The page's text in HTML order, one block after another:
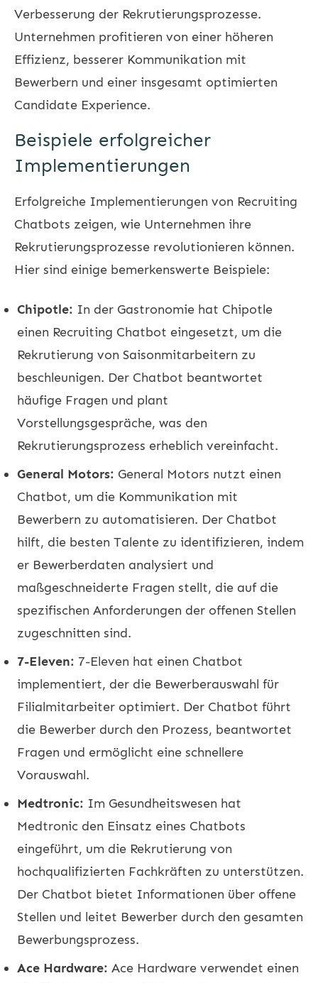
Verbesserung der Rekrutierungsprozesse.
Unternehmen profitieren von einer höheren
Effizienz, besserer Kommunikation mit
Bewerbern und einer insgesamt optimierten
Candidate Experience.
Beispiele erfolgreicher
Implementierungen
Erfolgreiche Implementierungen von Recruiting
Chatbots zeigen, wie Unternehmen ihre
Rekrutierungsprozesse revolutionieren können.
Hier sind einige bemerkenswerte Beispiele:
Chipotle: In der Gastronomie hat Chipotle
einen Recruiting Chatbot eingesetzt, um die
Rekrutierung von Saisonmitarbeitern zu
beschleunigen. Der Chatbot beantwortet
häufige Fragen und plant
Vorstellungsgespräche, was den
Rekrutierungsprozess erheblich vereinfacht.
General Motors: General Motors nutzt einen
Chatbot, um die Kommunikation mit
Bewerbern zu automatisieren. Der Chatbot
hilft, die besten Talente zu identifizieren, indem
er Bewerberdaten analysiert und
maßgeschneiderte Fragen stellt, die auf die
spezifischen Anforderungen der offenen Stellen
zugeschnitten sind.
7-Eleven: 7-Eleven hat einen Chatbot
implementiert, der die Bewerberauswahl für
Filialmitarbeiter optimiert. Der Chatbot führt
die Bewerber durch den Prozess, beantwortet
Fragen und ermöglicht eine schnellere
Vorauswahl.
Medtronic: Im Gesundheitswesen hat
Medtronic den Einsatz eines Chatbots
eingeführt, um die Rekrutierung von
hochqualifizierten Fachkräften zu unterstützen.
Der Chatbot bietet Informationen über offene
Stellen und leitet Bewerber durch den gesamten
Bewerbungsprozess.
Ace Hardware: Ace Hardware verwendet einen